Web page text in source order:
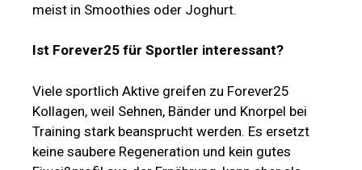
meist in Smoothies oder Joghurt.
Ist Forever25 für Sportler interessant?
Viele sportlich Aktive greifen zu Forever25
Kollagen, weil Sehnen, Bänder und Knorpel bei
Training stark beansprucht werden. Es ersetzt
keine saubere Regeneration und kein gutes